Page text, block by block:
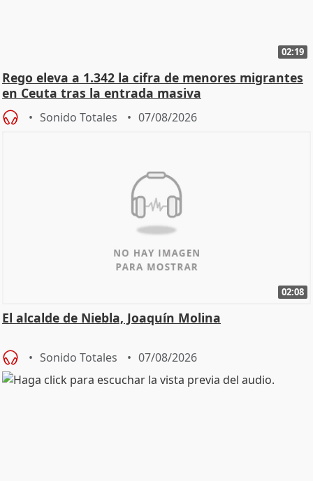
02:19
Rego eleva a 1.342 la cifra de menores migrantes
en Ceuta tras la entrada masiva
Sonido Totales 07/08/2026
02:08
El alcalde de Niebla, Joaquín Molina
Sonido Totales 07/08/2026